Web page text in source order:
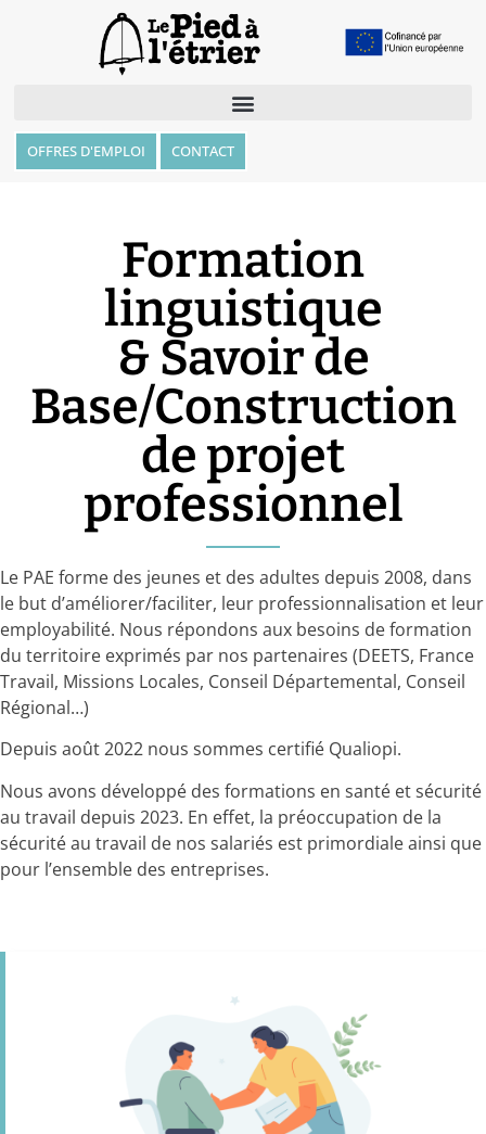
OFFRES D'EMPLOI CONTACT
Formation
linguistique
& Savoir de
Base/Construction
de projet
professionnel
Le PAE forme des jeunes et des adultes depuis 2008, dans
le but d’améliorer/faciliter, leur professionnalisation et leur
employabilité. Nous répondons aux besoins de formation
du territoire exprimés par nos partenaires (DEETS, France
Travail, Missions Locales, Conseil Départemental, Conseil
Régional…)
Depuis août 2022 nous sommes certifié Qualiopi.
Nous avons développé des formations en santé et sécurité
au travail depuis 2023. En effet, la préoccupation de la
sécurité au travail de nos salariés est primordiale ainsi que
pour l’ensemble des entreprises.